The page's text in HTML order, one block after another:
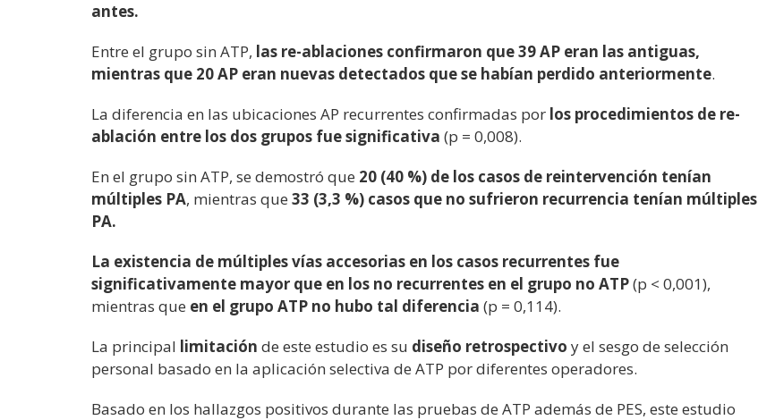
antes.
Entre el grupo sin ATP, las re-ablaciones confirmaron que 39 AP eran las antiguas,
mientras que 20 AP eran nuevas detectados que se habían perdido anteriormente.
La diferencia en las ubicaciones AP recurrentes confirmadas por los procedimientos de re-
ablación entre los dos grupos fue significativa (p = 0,008).
En el grupo sin ATP, se demostró que 20 (40 %) de los casos de reintervención tenían
múltiples PA, mientras que 33 (3,3 %) casos que no sufrieron recurrencia tenían múltiples
PA.
La existencia de múltiples vías accesorias en los casos recurrentes fue
significativamente mayor que en los no recurrentes en el grupo no ATP(p < 0,001),
mientras que en el grupo ATP no hubo tal diferencia (p = 0,114).
La principal limitación de este estudio es su diseño retrospectivo y el sesgo de selección
personal basado en la aplicación selectiva de ATP por diferentes operadores.
Basado en los hallazgos positivos durante las pruebas de ATP además de PES, este estudio